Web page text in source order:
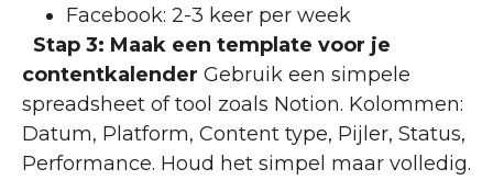
Facebook: 2-3 keer per week
Stap 3: Maak een template voor je
contentkalender Gebruik een simpele
spreadsheet of tool zoals Notion. Kolommen:
Datum, Platform, Content type, Pijler, Status,
Performance. Houd het simpel maar volledig.